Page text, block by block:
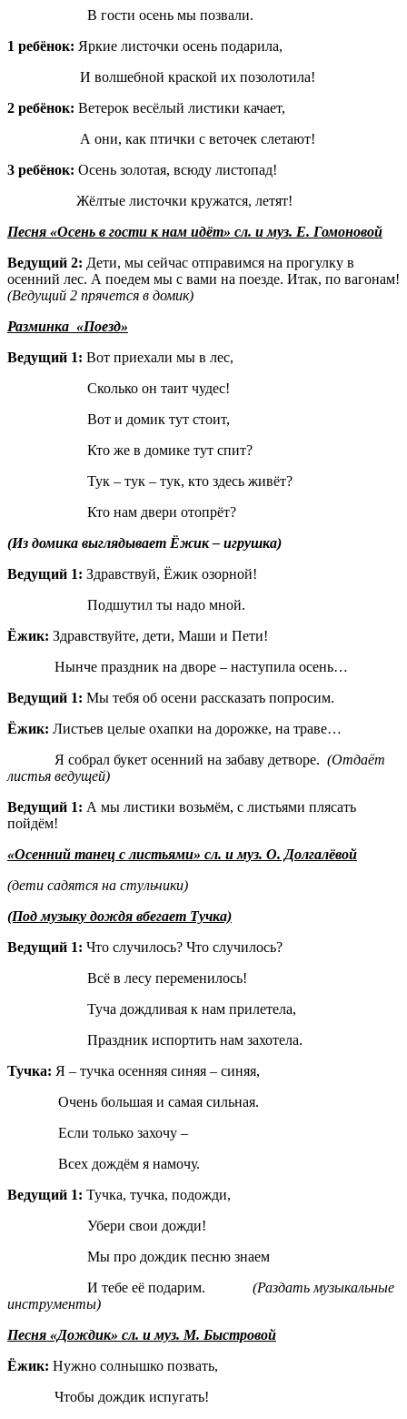
В гости осень мы позвали.
1 ребёнок: Яркие листочки осень подарила,
И волшебной краской их позолотила!
2 ребёнок: Ветерок весёлый листики качает,
А они, как птички с веточек слетают!
3 ребёнок: Осень золотая, всюду листопад!
Жёлтые листочки кружатся, летят!
Песня «Осень в гости к нам идёт» сл. и муз. Е. Гомоновой
Ведущий 2: Дети, мы сейчас отправимся на прогулку в
осенний лес. А поедем мы с вами на поезде. Итак, по вагонам!
(Ведущий 2 прячется в домик)
Разминка «Поезд»
Ведущий 1: Вот приехали мы в лес,
Сколько он таит чудес!
Вот и домик тут стоит,
Кто же в домике тут спит?
Тук – тук – тук, кто здесь живёт?
Кто нам двери отопрёт?
(Из домика выглядывает Ёжик – игрушка)
Ведущий 1: Здравствуй, Ёжик озорной!
Подшутил ты надо мной.
Ёжик: Здравствуйте, дети, Маши и Пети!
Нынче праздник на дворе – наступила осень…
Ведущий 1: Мы тебя об осени рассказать попросим.
Ёжик: Листьев целые охапки на дорожке, на траве…
Я собрал букет осенний на забаву детворе. (Отдаёт
листья ведущей)
Ведущий 1: А мы листики возьмём, с листьями плясать
пойдём!
«Осенний танец с листьями» сл. и муз. О. Долгалёвой
(дети садятся на стульчики)
(Под музыку дождя вбегает Тучка)
Ведущий 1: Что случилось? Что случилось?
Всё в лесу переменилось!
Туча дождливая к нам прилетела,
Праздник испортить нам захотела.
Тучка: Я – тучка осенняя синяя – синяя,
Очень большая и самая сильная.
Если только захочу –
Всех дождём я намочу.
Ведущий 1: Тучка, тучка, подожди,
Убери свои дожди!
Мы про дождик песню знаем
И тебе её подарим. (Раздать музыкальные
инструменты)
Песня «Дождик» сл. и муз. М. Быстровой
Ёжик: Нужно солнышко позвать,
Чтобы дождик испугать!